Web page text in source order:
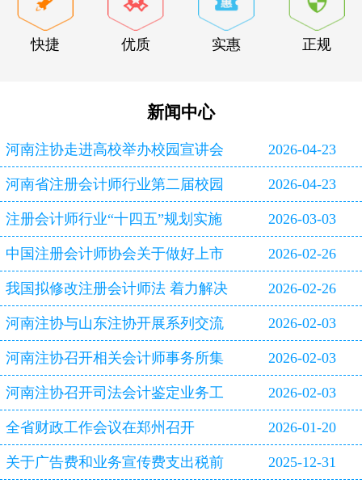
快捷 优质 实惠 正规
新闻中心
河南注协走进高校举办校园宣讲会 2026-04-23
河南省注册会计师行业第二届校园
双选会即将启幕
2026-04-23
注册会计师行业“十四五”规划实施
评估报告
2026-03-03
中国注册会计师协会关于做好上市
公司2025年年报审计工作的通知
2026-02-26
我国拟修改注册会计师法 着力解决
审计造假等行业突出问题
2026-02-26
河南注协与山东注协开展系列交流
活动
2026-02-03
河南注协召开相关会计师事务所集
体约谈会
2026-02-03
河南注协召开司法会计鉴定业务工
作专题研讨会
2026-02-03
全省财政工作会议在郑州召开 2026-01-20
关于广告费和业务宣传费支出税前 2025-12-31